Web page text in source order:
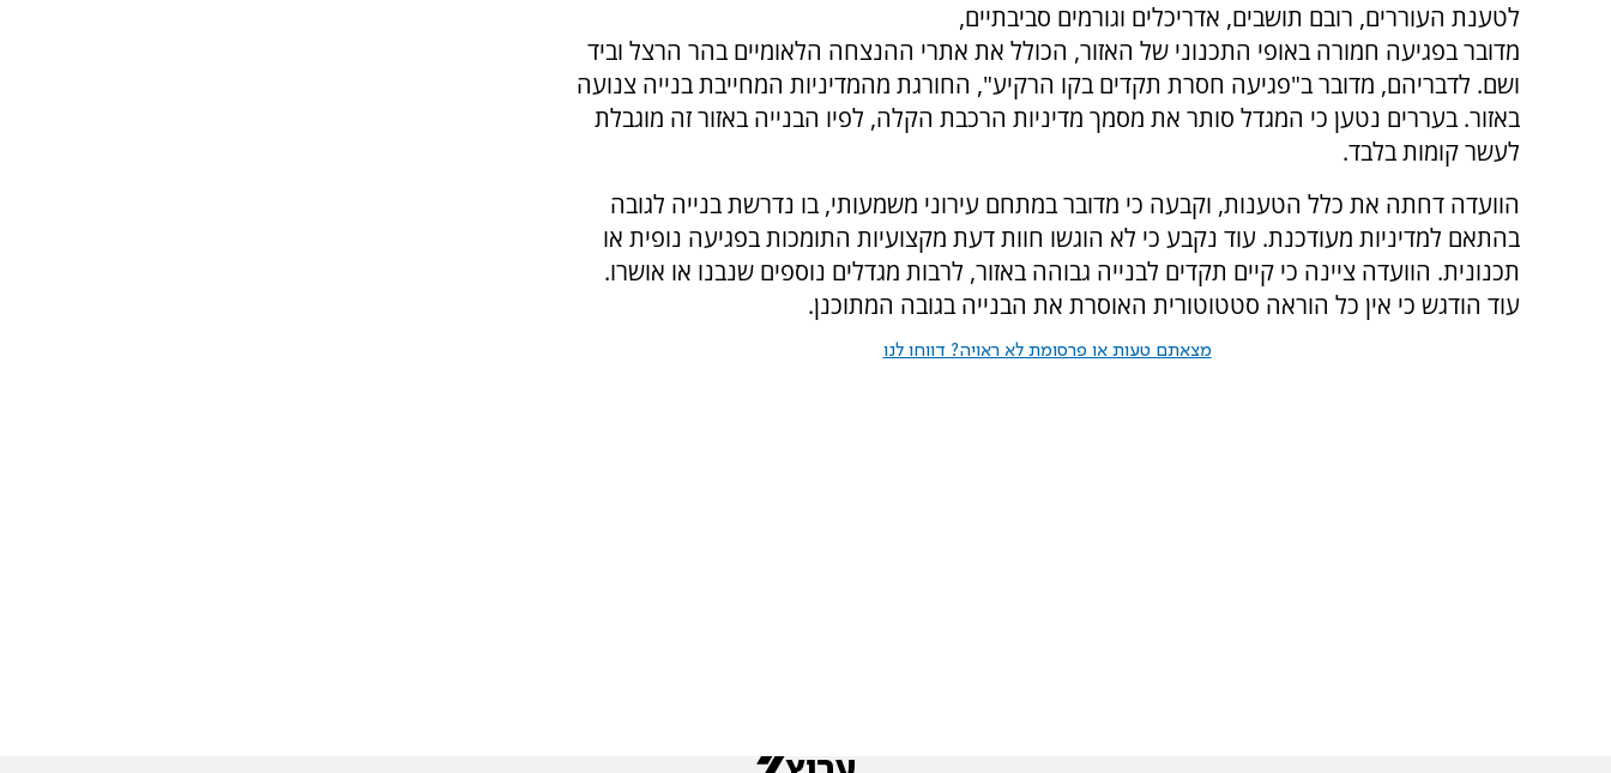
לטענת העוררים, רובם תושבים, אדריכלים וגורמים סביבתיים,
מדובר בפגיעה חמורה באופי התכנוני של האזור, הכולל את אתרי ההנצחה הלאומיים בהר הרצל וביד
ושם. לדבריהם, מדובר ב"פגיעה חסרת תקדים בקו הרקיע", החורגת מהמדיניות המחייבת בנייה צנועה
באזור. בעררים נטען כי המגדל סותר את מסמך מדיניות הרכבת הקלה, לפיו הבנייה באזור זה מוגבלת
לעשר קומות בלבד.
הוועדה דחתה את כלל הטענות, וקבעה כי מדובר במתחם עירוני משמעותי, בו נדרשת בנייה לגובה
בהתאם למדיניות מעודכנת. עוד נקבע כי לא הוגשו חוות דעת מקצועיות התומכות בפגיעה נופית או
תכנונית. הוועדה ציינה כי קיים תקדים לבנייה גבוהה באזור, לרבות מגדלים נוספים שנבנו או אושרו.
עוד הודגש כי אין כל הוראה סטטוטורית האוסרת את הבנייה בגובה המתוכנן.
מצאתם טעות או פרסומת לא ראויה? דווחו לנו